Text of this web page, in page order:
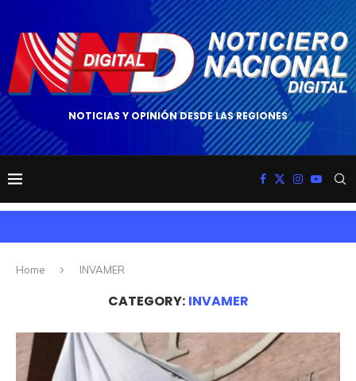
NOTICIAS Y OPINIÓN DESDE LAS REGIONES
Home INVAMER
CATEGORY: INVAMER